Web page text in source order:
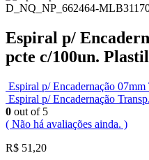
Espiral p/
pcte c/100un. Plastil
Espiral p/ Encadernação
Espiral p/ Encadernação
0 out of 5
( Não há avaliações ainda. )
R$ 51,20